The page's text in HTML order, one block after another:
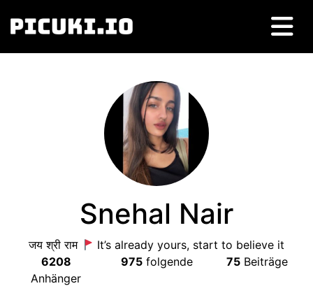
Snehal Nair
जय श्री राम It’s already yours, start to believe it
6208
Anhänger
975folgende 75 Beiträge